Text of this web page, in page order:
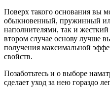
Поверх такого основания вы
обыкновенный, пружинный
наполнителями, так и
втором случае основу лучше
получения максимальной
свойств.
Позаботьтесь и о выборе
сделает уход за нею гораздо